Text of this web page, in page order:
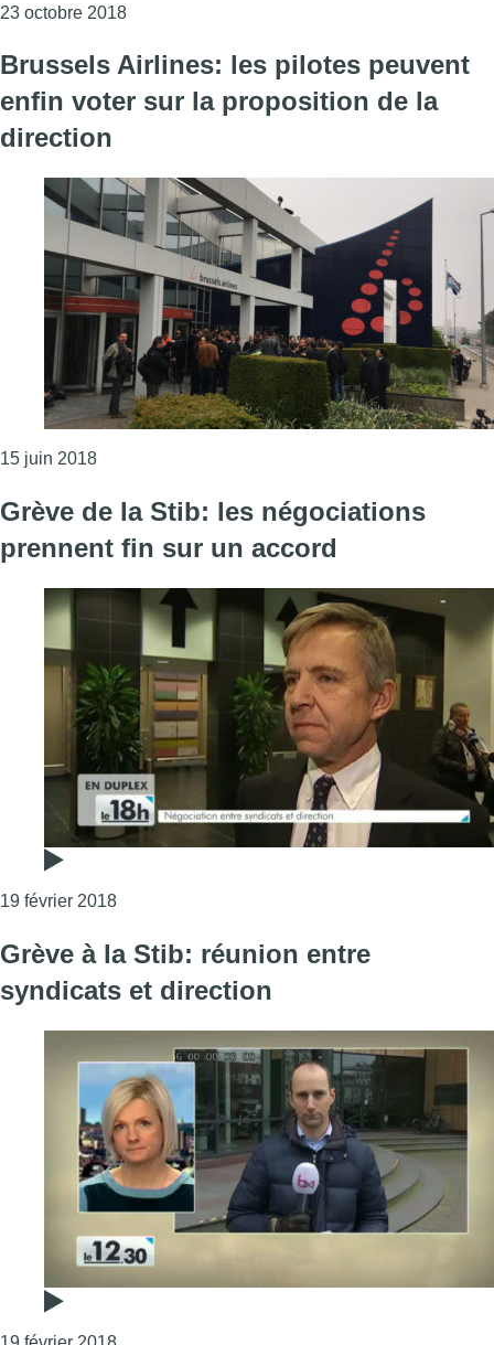
23 octobre 2018Consulter l'article "Communales 2018:
Brussels Airlines: les pilotes peuvent
enfin voter sur la proposition de la
direction
15 juin 2018Consulter l'article "Brussels Airlines: les pilotes
Grève de la Stib: les négociations
prennent fin sur un accord
19 février 2018Consulter l'article "Grève de la Stib: les
Grève à la Stib: réunion entre
syndicats et direction
Consulter l'article "Grève à la Stib: réunion